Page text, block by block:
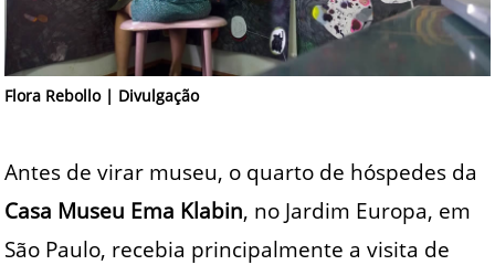
Flora Rebollo | Divulgação
Antes de virar museu, o quarto de hóspedes da
Casa Museu Ema Klabin, no Jardim Europa, em
São Paulo, recebia principalmente a visita de